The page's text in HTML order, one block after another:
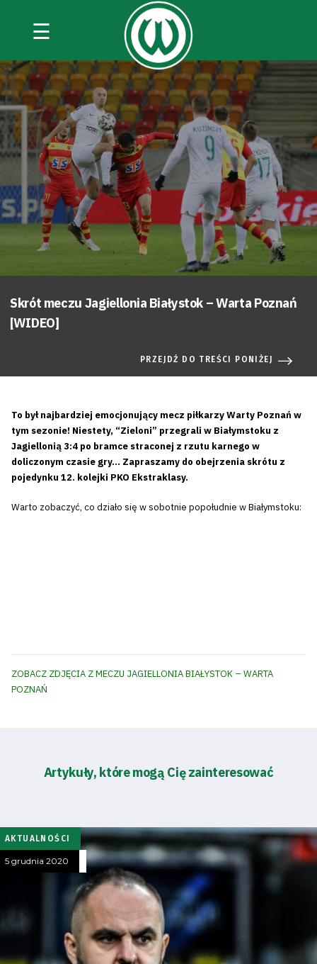
☰
Skrót meczu Jagiellonia Białystok – Warta Poznań
[WIDEO]
PRZEJDŹ DO TREŚCI PONIŻEJ
To był najbardziej emocjonujący mecz piłkarzy Warty Poznań w
tym sezonie! Niestety, “Zieloni” przegrali w Białymstoku z
Jagiellonią 3:4 po bramce straconej z rzutu karnego w
doliczonym czasie gry… Zapraszamy do obejrzenia skrótu z
pojedynku 12. kolejki PKO Ekstraklasy.
Warto zobaczyć, co działo się w sobotnie popołudnie w Białymstoku:
ZOBACZ ZDJĘCIA Z MECZU JAGIELLONIA BIAŁYSTOK – WARTA
POZNAŃ
Artykuły, które mogą Cię zainteresować
AKTUALNOŚCI
5 grudnia 2020